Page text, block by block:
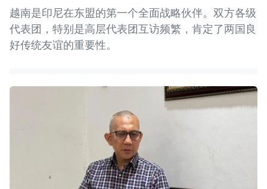
越南是印尼在东盟的第一个全面战略伙伴。双方各级
代表团，特别是高层代表团互访频繁，肯定了两国良
好传统友谊的重要性。